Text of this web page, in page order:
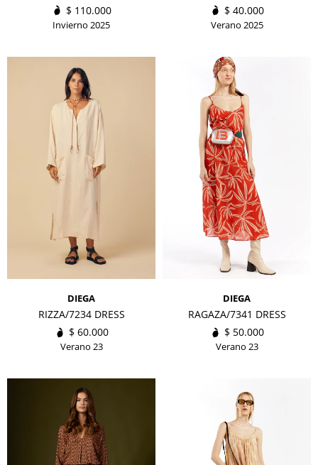
$ 110.000
Invierno 2025
$ 40.000
Verano 2025
DIEGA
RIZZA/7234 DRESS
$ 60.000
Verano 23
DIEGA
RAGAZA/7341 DRESS
$ 50.000
Verano 23